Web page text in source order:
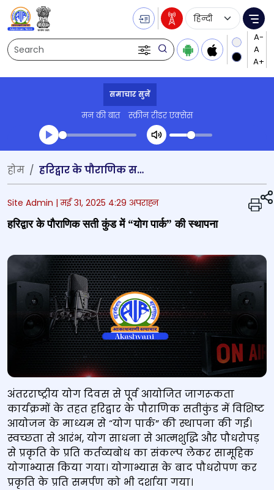
Search
Language
समाचार सुनें
मन की बात स्क्रीन रीडर एक्सेस
Transcript summary
प्ले ऑडियो
होम हरिद्वार के पौराणिक सती कुंड में “योग पार्क” की स्थापना
Site Admin |मई 31, 2025 4:29 अपराह्न
हरिद्वार के पौराणिक सती कुंड में “योग पार्क” की स्थापना
अंतरराष्ट्रीय योग दिवस से पूर्व आयोजित जागरूकता
कार्यक्रमों के तहत हरिद्वार के पौराणिक सतीकुंड में विशिष्ट
आयोजन के माध्यम से “योग पार्क” की स्थापना की गई।
स्वच्छता से आरंभ, योग साधना से आत्मशुद्धि और पौधरोपड़
से प्रकृति के प्रति कर्तव्यबोध का संकल्प लेकर सामूहिक
योगाभ्यास किया गया। योगाभ्यास के बाद पौधरोपण कर
प्रकृति के प्रति समर्पण को भी दर्शाया गया।